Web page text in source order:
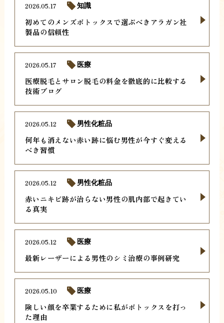
初めてのメンズボトックスで選ぶべきアラガン社
製品の信頼性
2026.05.17 知識
医療脱毛とサロン脱毛の料金を徹底的に比較する
技術ブログ
2026.05.17 医療
何年も消えない赤い跡に悩む男性が今すぐ変える
べき習慣
2026.05.12 男性化粧品
赤いニキビ跡が治らない男性の肌内部で起きてい
る真実
2026.05.12 男性化粧品
最新レーザーによる男性のシミ治療の事例研究
2026.05.12 医療
険しい顔を卒業するために私がボトックスを打っ
た理由
2026.05.10 医療